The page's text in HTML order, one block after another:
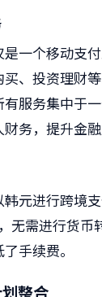
是一个移动支
、投资理财
有服务集中于
务，提升金融
韩元进行跨境
无需进行货币
手续费。
整合